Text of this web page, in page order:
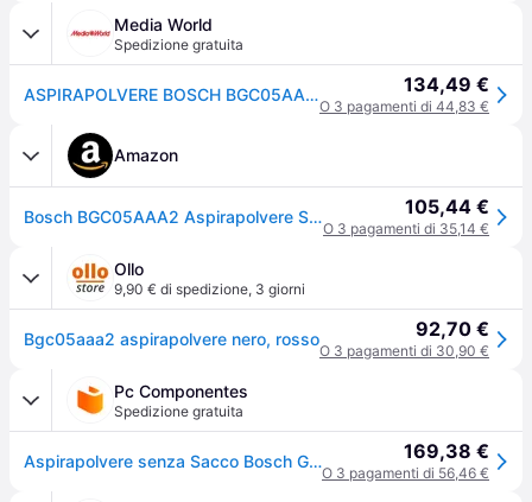
Media World
Spedizione gratuita
ASPIRAPOLVERE BOSCH BGC05AAA2 Serie 2, Senza sacco, 700 W 134,49 €
O 3 pagamenti di 44,83 €
Amazon
Bosch BGC05AAA2 Aspirapolvere Senza Sacco, 700 Watt, Potente, Rosso 105,44 €
O 3 pagamenti di 35,14 €
Ollo
9,90 € di spedizione, 3 giorni
Bgc05aaa2 aspirapolvere nero, rosso 92,70 €
O 3 pagamenti di 30,90 €
Pc Componentes
Spedizione gratuita
Aspirapolvere senza Sacco Bosch GS05 700W Filtro HEPA 1,5L Compatto 169,38 €
O 3 pagamenti di 56,46 €